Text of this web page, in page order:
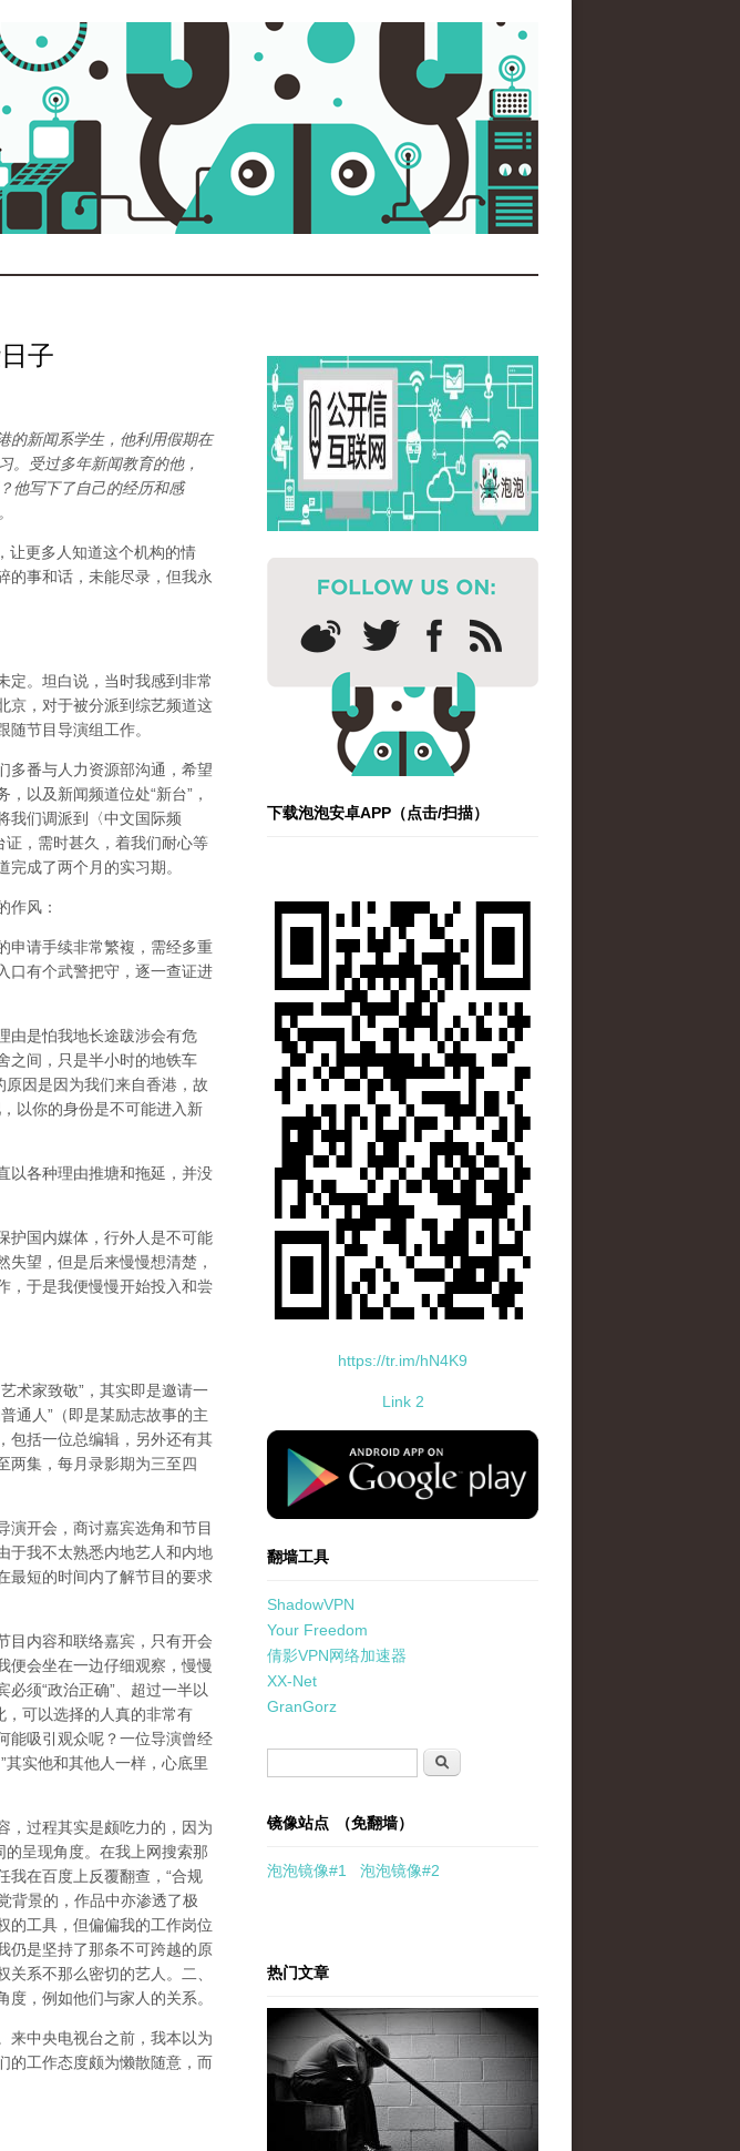
子
的新闻系学生，他利用假期在
。受过多年新闻教育的他，
他写下了自己的经历和感
让更多人知道这个机构的情
的事和话，未能尽录，但我永
定。坦白说，当时我感到非常
京，对于被分派到综艺频道这
节目导演组工作。
多番与人力资源部沟通，希望
以及新闻频道位处“新台”，
我们调派到〈中文国际频
证，需时甚久，着我们耐心等
成了两个月的实习期。
作风：
申请手续非常繁複，需经多重
口有个武警把守，逐一查证进
由是怕我地长途跋涉会有危
之间，只是半小时的地铁车
原因是因为我们来自香港，故
以你的身份是不可能进入新
以各种理由推塘和拖延，并没
护国内媒体，行外人是不可能
望，但是后来慢慢想清楚，
，于是我便慢慢开始投入和尝
术家致敬”，其实即是邀请一
通人”（即是某励志故事的主
包括一位总编辑，另外还有其
两集，每月录影期为三至四
演开会，商讨嘉宾选角和节目
于我不太熟悉内地艺人和内地
最短的时间内了解节目的要求
目内容和联络嘉宾，只有开会
便会坐在一边仔细观察，慢慢
须“政治正确”、超过一半以
可以选择的人真的非常有
能吸引观众呢？一位导演曾经
实他和其他人一样，心底里
，过程其实是颇吃力的，因为
的呈现角度。在我上网搜索那
我在百度上反覆翻查，“合规
背景的，作品中亦渗透了极
的工具，但偏偏我的工作岗位
仍是坚持了那条不可跨越的原
系不那么密切的艺人。二、
，例如他们与家人的关系。
来中央电视台之前，我本以为
的工作态度颇为懒散随意，而
下载泡泡安卓APP（点击/扫描）
https://tr.im/hN4K9
Link 2
standard-icon-googleplay-app-store.png
翻墙工具
ShadowVPN
Your Freedom
倩影VPN网络加速器
XX-Net
GranGorz
搜索
镜像站点 （免翻墙）
泡泡镜像#1 泡泡镜像#2
热门文章